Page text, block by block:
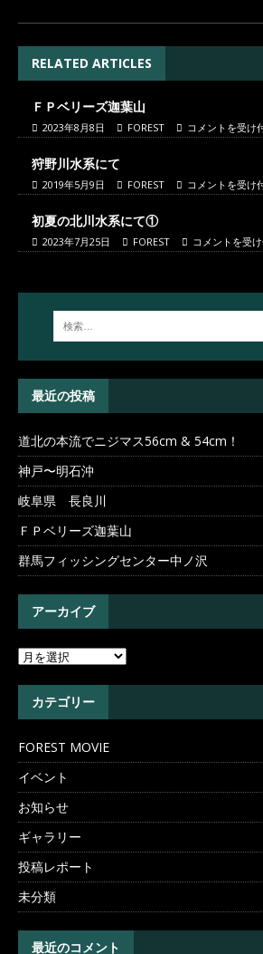
RELATED ARTICLES
ＦＰベリーズ迦葉山
2023年8月8日 FOREST コメントを受け
狩野川水系にて
2019年5月9日 FOREST コメントを受け
初夏の北川水系にて①
2023年7月25日 FOREST コメントを受
最近の投稿
道北の本流でニジマス56cm & 54cm！
神戸〜明石沖
岐阜県 長良川
ＦＰベリーズ迦葉山
群馬フィッシングセンター中ノ沢
アーカイブ
カテゴリー
FOREST MOVIE
イベント
お知らせ
ギャラリー
投稿レポート
未分類
最近のコメント